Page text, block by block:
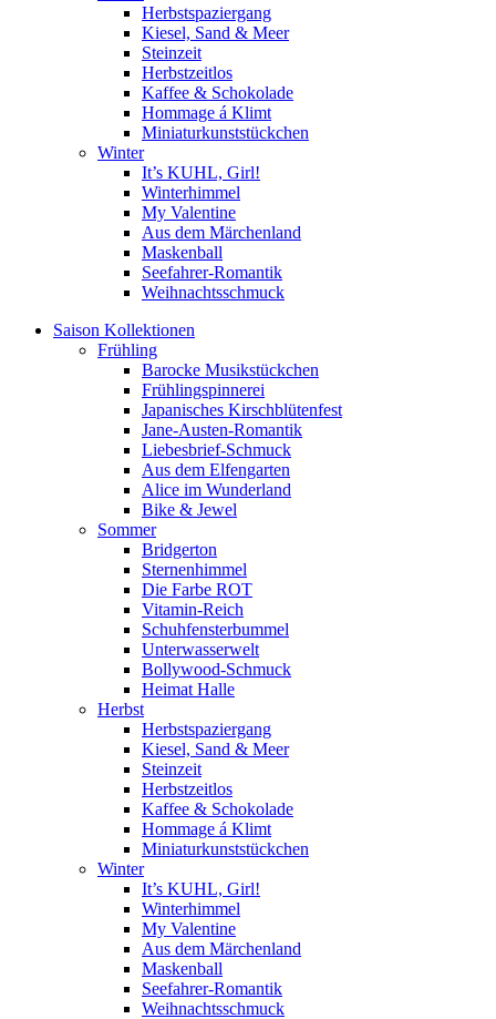
Herbstspaziergang
Kiesel, Sand & Meer
Steinzeit
Herbstzeitlos
Kaffee & Schokolade
Hommage á Klimt
Miniaturkunststückchen
Winter
It’s KUHL, Girl!
Winterhimmel
My Valentine
Aus dem Märchenland
Maskenball
Seefahrer-Romantik
Weihnachtsschmuck
Saison Kollektionen
Frühling
Barocke Musikstückchen
Frühlingspinnerei
Japanisches Kirschblütenfest
Jane-Austen-Romantik
Liebesbrief-Schmuck
Aus dem Elfengarten
Alice im Wunderland
Bike & Jewel
Sommer
Bridgerton
Sternenhimmel
Die Farbe ROT
Vitamin-Reich
Schuhfensterbummel
Unterwasserwelt
Bollywood-Schmuck
Heimat Halle
Herbst
Herbstspaziergang
Kiesel, Sand & Meer
Steinzeit
Herbstzeitlos
Kaffee & Schokolade
Hommage á Klimt
Miniaturkunststückchen
Winter
It’s KUHL, Girl!
Winterhimmel
My Valentine
Aus dem Märchenland
Maskenball
Seefahrer-Romantik
Weihnachtsschmuck